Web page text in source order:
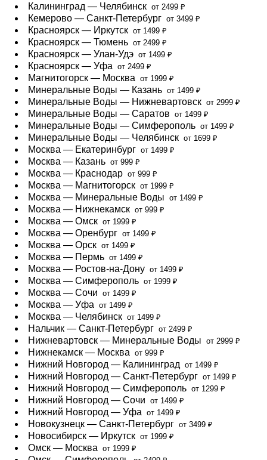
Калининград — Челябинск от 2499 ₽
Кемерово — Санкт-Петербург от 3499 ₽
Красноярск — Иркутск от 1499 ₽
Красноярск — Тюмень от 2499 ₽
Красноярск — Улан-Удэ от 1499 ₽
Красноярск — Уфа от 2499 ₽
Магнитогорск — Москва от 1999 ₽
Минеральные Воды — Казань от 1499 ₽
Минеральные Воды — Нижневартовск от 2999 ₽
Минеральные Воды — Саратов от 1499 ₽
Минеральные Воды — Симферополь от 1499 ₽
Минеральные Воды — Челябинск от 1699 ₽
Москва — Екатеринбург от 1499 ₽
Москва — Казань от 999 ₽
Москва — Краснодар от 999 ₽
Москва — Магнитогорск от 1999 ₽
Москва — Минеральные Воды от 1499 ₽
Москва — Нижнекамск от 999 ₽
Москва — Омск от 1999 ₽
Москва — Оренбург от 1499 ₽
Москва — Орск от 1499 ₽
Москва — Пермь от 1499 ₽
Москва — Ростов-на-Дону от 1499 ₽
Москва — Симферополь от 1999 ₽
Москва — Сочи от 1499 ₽
Москва — Уфа от 1499 ₽
Москва — Челябинск от 1499 ₽
Нальчик — Санкт-Петербург от 2499 ₽
Нижневартовск — Минеральные Воды от 2999 ₽
Нижнекамск — Москва от 999 ₽
Нижний Новгород — Калининград от 1499 ₽
Нижний Новгород — Санкт-Петербург от 1499 ₽
Нижний Новгород — Симферополь от 1299 ₽
Нижний Новгород — Сочи от 1499 ₽
Нижний Новгород — Уфа от 1499 ₽
Новокузнецк — Санкт-Петербург от 3499 ₽
Новосибирск — Иркутск от 1999 ₽
Омск — Москва от 1999 ₽